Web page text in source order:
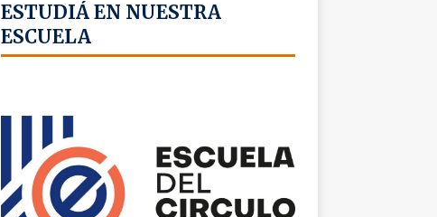
ESTUDIÁ EN NUESTRA
ESCUELA